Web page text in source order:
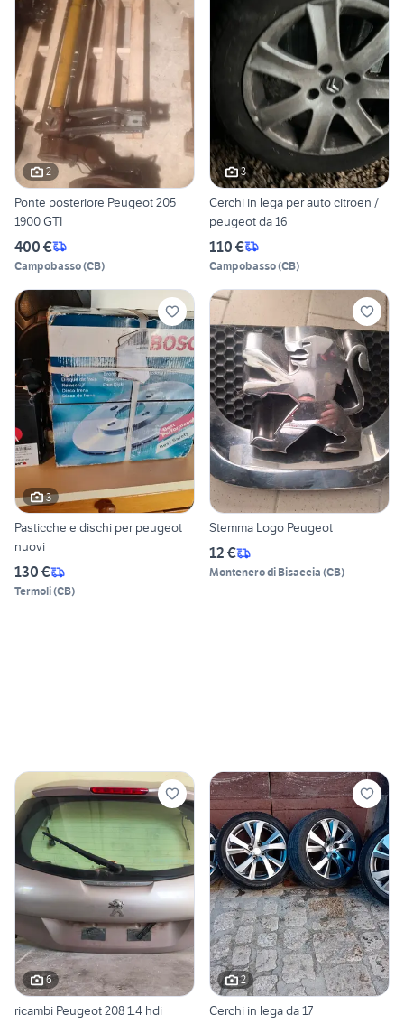
2
Ponte posteriore Peugeot 205
1900 GTI
400 €
Campobasso(CB)
3
Cerchi in lega per auto citroen /
peugeot da 16
110 €
Campobasso(CB)
3
Pasticche e dischi per peugeot
nuovi
130 €
Termoli(CB)
Stemma Logo Peugeot
12 €
Montenero di Bisaccia (CB)
6
ricambi Peugeot 208 1.4 hdi
2
Cerchi in lega da 17